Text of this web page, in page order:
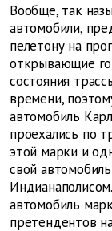
Вообще, так
автомобили,
пелетону на
открывающие
состояния
времени,
автомобиль
проехались по
этой марки и
свой
автомобиль
претендентов